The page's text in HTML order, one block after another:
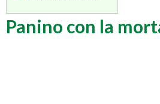
Panino con la